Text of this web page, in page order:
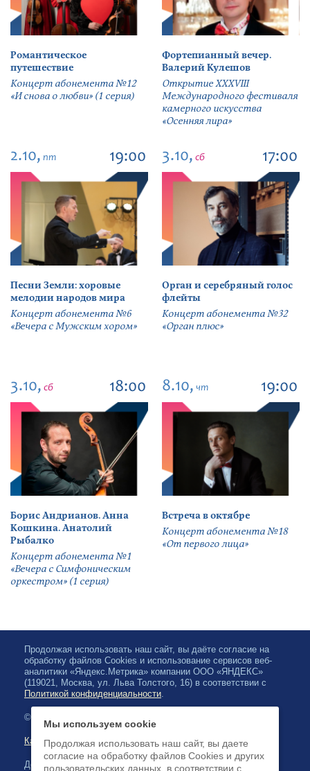
Романтическое
путешествие
Концерт абонемента №12
«И снова о любви» (1 серия)
Фортепианный вечер.
Валерий Кулешов
Открытие ХХХVIII
Международного фестиваля
камерного искусства
«Осенняя лира»
2.10, пт 19:00
Песни Земли: хоровые
мелодии народов мира
Концерт абонемента №6
«Вечера с Мужским хором»
3.10, сб 17:00
Орган и серебряный голос
флейты
Концерт абонемента №32
«Орган плюс»
3.10, сб 18:00
Борис Андрианов. Анна
Кошкина. Анатолий
Рыбалко
Концерт абонемента №1
«Вечера с Симфоническим
оркестром» (1 серия)
8.10, чт 19:00
Встреча в октябре
Концерт абонемента №18
«От первого лица»
Продолжая использовать наш сайт, вы даёте согласие на
обработку файлов Cookies и использование сервисов веб-
аналитики «Яндекс.Метрика» компании ООО «ЯНДЕКС»
(119021, Москва, ул. Льва Толстого, 16) в соответствии с
Политикой конфиденциальности.
© 2026, Карельская Государственная филармония
Карта сайта
Доступна оплата банковскими картами
Мы используем cookie
Продолжая использовать наш сайт, вы даете
согласие на обработку файлов Cookies и других
пользовательских данных, в соответствии с